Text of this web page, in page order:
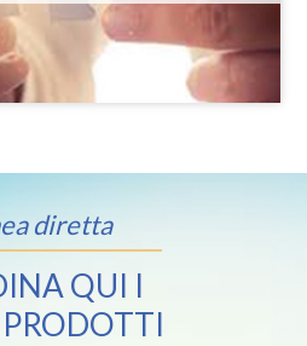
diretta
QUI I